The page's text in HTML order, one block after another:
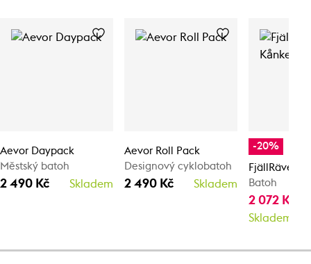
Aevor Daypack
Městský batoh
2 490 Kč Skladem
Aevor Roll Pack
Designový cyklobatoh
2 490 Kč Skladem
-20%
FjällRäven
Batoh
2 072 Kč
Skladem